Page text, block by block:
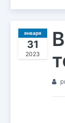
января
31
2023